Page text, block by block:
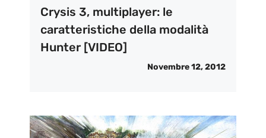
Crysis 3, multiplayer: le
caratteristiche della modalità
Hunter [VIDEO]
Novembre 12, 2012